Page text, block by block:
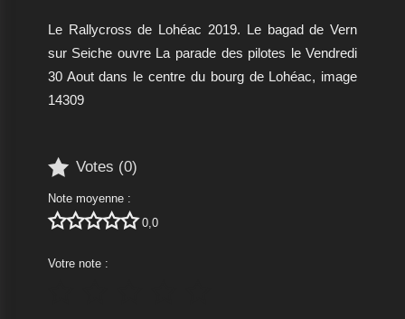
Le Rallycross de Lohéac 2019. Le bagad de Vern
sur Seiche ouvre La parade des pilotes le Vendredi
30 Aout dans le centre du bourg de Lohéac, image
14309
 Votes (0)
Note moyenne :
 0,0
Votre note :